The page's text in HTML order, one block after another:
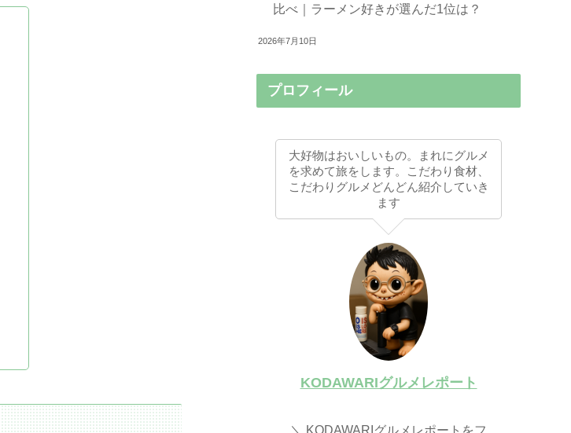
比べ｜ラーメン好きが選んだ1位は？
2026年7月10日
プロフィール
大好物はおいしいもの。まれにグルメ
を求めて旅をします。こだわり食材、
こだわりグルメどんどん紹介していき
ます
KODAWARIグルメレポート
KODAWARIグルメレポートをフ